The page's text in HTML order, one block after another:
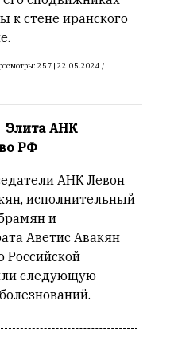
к стене иранского
257 | 22.05.2024 /
Элита АНК
РФ
АНК Левон
исполнительный
и
Аветис Авакян
Российской
следующую